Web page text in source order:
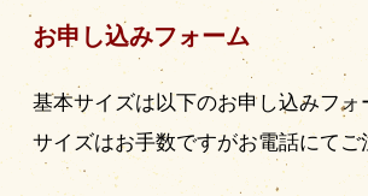
お申し込みフォーム
基本サイズは以下のお申し込みフォ
サイズはお手数ですがお電話にてご